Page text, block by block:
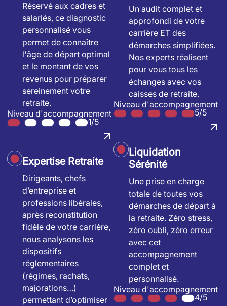
Réservé aux cadres et
salariés, ce diagnostic
personnalisé vous
permet de connaître
l'âge de départ optimal
et le montant de vos
revenus pour préparer
sereinement votre
retraite.
Niveau d'accompagnement
1/5
Expertise Retraite
Dirigeants, chefs
d’entreprise et
professions libérales,
après reconstitution
fidèle de votre carrière,
nous analysons les
dispositifs
réglementaires
(régimes, rachats,
majorations…)
permettant d’optimiser
Un audit complet et
approfondi de votre
carrière ET des
démarches simplifiées.
Nos experts réalisent
pour vous tous les
échanges avec vos
caisses de retraite.
Niveau d'accompagnement
5/5
Liquidation
Sérénité
Une prise en charge
totale de toutes vos
démarches de départ à
la retraite. Zéro stress,
zéro oubli, zéro erreur
avec cet
accompagnement
complet et
personnalisé.
Niveau d'accompagnement
4/5